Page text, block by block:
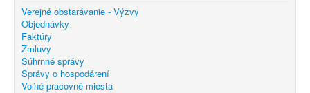
Verejné obstarávanie - Výzvy
Objednávky
Faktúry
Zmluvy
Súhrnné správy
Správy o hospodárení
Voľné pracovné miesta